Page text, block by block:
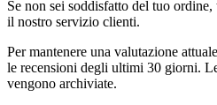
Se non sei soddisfatto del tuo
il nostro servizio clienti.
Per mantenere una valutazione
le recensioni degli ultimi 30 giorni.
vengono archiviate.